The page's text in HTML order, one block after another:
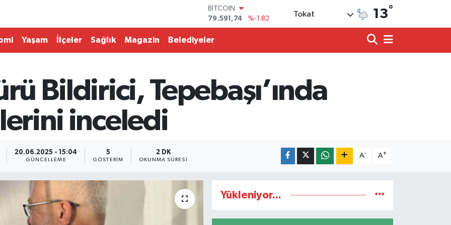
79.591,74
DOLAR
45,43620
%0.02
EURO
G.ALTIN
6862,09000
%0.19
BİST100
Tokat 13°
Yaşam İlçeler Sağlık Magazin Belediyeler
Bildirici, Tepebaşı’ında
inceledi
20.06.2025 - 15:04
GÜNCELLEME
5
GÖSTERIM
2 DK
OKUNMA SÜRESI
A- A+
Yükleniyor...